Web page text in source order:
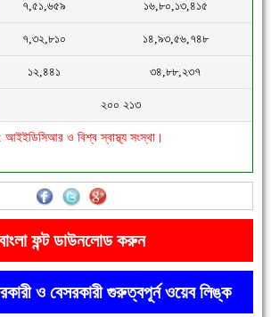
ও গ্রাহক সভা
অবদানকে চিরকাল স্মরণ করবে'
৭,৫১,৬৫৯ ১৬,৮০,১৩,৪১৫
৭,৩২,৮১০ ১৪,৯৩,৫৬,৭৪৮
১২,৪৪১ ৩৪,৮৮,২৩৭
২০০ ২১৩
ও বিশ্ব স্বাস্থ্য সংস্থা।
ফন্ট ডাউনলোড করুন
ও বেসরকারী গুরুত্বপূর্ন ওয়েব লিঙ্ক